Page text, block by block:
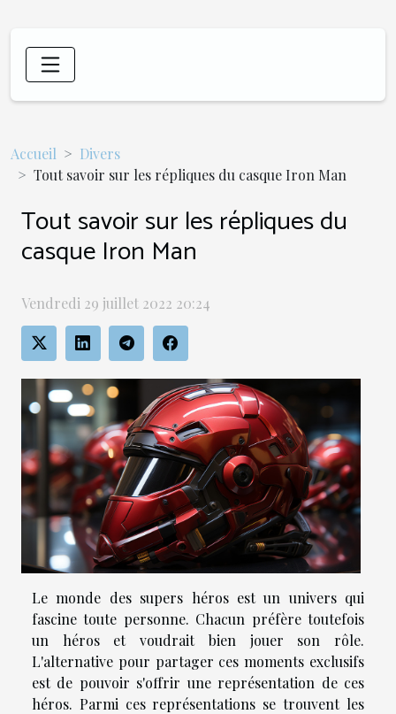
Accueil
Divers
Tout savoir sur les répliques du casque Iron Man
Tout savoir sur les répliques du
casque Iron Man
Vendredi 29 juillet 2022 20:24
Le monde des supers héros est un univers qui
fascine toute personne. Chacun préfère toutefois
un héros et voudrait bien jouer son rôle.
L'alternative pour partager ces moments exclusifs
est de pouvoir s'offrir une représentation de ces
héros. Parmi ces représentations se trouvent les